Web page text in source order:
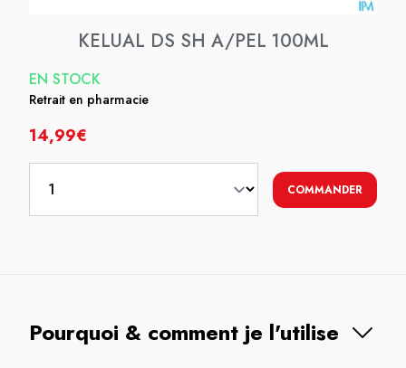
KELUAL DS SH A/PEL 100ML
EN STOCK
Retrait en pharmacie
14,99€
COMMANDER
Pourquoi & comment je l'utilise